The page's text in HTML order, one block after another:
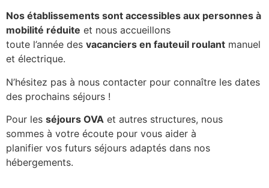
Nos établissements sont accessibles aux personnes à
mobilité réduite et nous accueillons
toute l’année des vacanciers en fauteuil roulant manuel
et électrique.
N’hésitez pas à nous contacter pour connaître les dates
des prochains séjours !
Pour les séjours OVA et autres structures, nous
sommes à votre écoute pour vous aider à
planifier vos futurs séjours adaptés dans nos
hébergements.